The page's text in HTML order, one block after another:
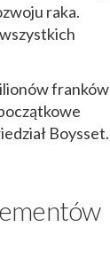
raka.
franków
Boysset.